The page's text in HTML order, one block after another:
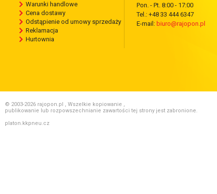
Warunki handlowe
Cena dostawy
Odstąpienie od umowy sprzedaży
Reklamacja
Hurtownia
Pon. - Pt. 8:00 - 17:00
Tel.: +48 33 444 6347
E-mail: biuro@rajopon.pl
© 2003-2026 rajopon.pl , Wszelkie kopiowanie ,
publikowanie lub rozpowszechnianie zawartości tej strony jest zabronione.
platon.kkpneu.cz